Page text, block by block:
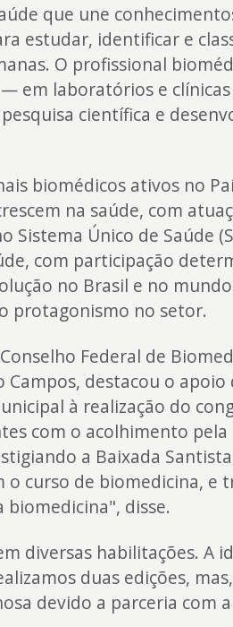
que une
estudar, identificar e
O profissional
em laboratórios e
científica e
biomédicos ativos no
na saúde, com
Sistema Único de Saúde
com participação
no Brasil e no
protagonismo no setor.
Federal de
Campos, destacou o apoio
à realização do
com o acolhimento
a Baixada
o curso de biomedicina, e
biomedicina", disse.
diversas habilitações. A
duas edições,
devido a parceria com